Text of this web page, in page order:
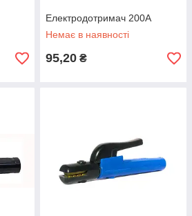
Електродотримач 200А
Немає в наявності
95,20 ₴